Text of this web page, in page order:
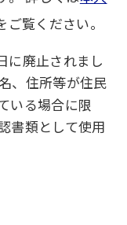
ご覧ください。
に廃止されまし
、住所等が住民
いる場合に限
書類として使用